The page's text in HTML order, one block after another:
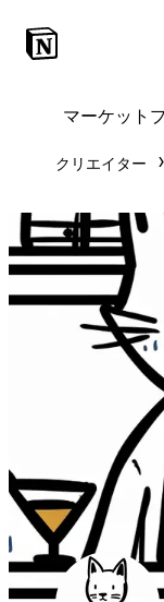
マーケット
クリエイター